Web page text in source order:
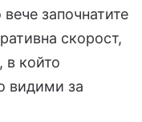
започнатите
скорост,
в който
видими за